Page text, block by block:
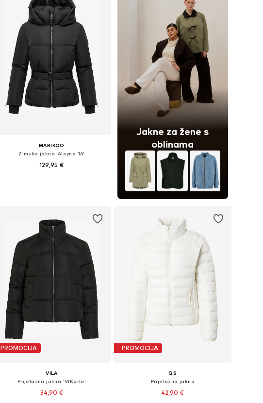
MARIKOO
Zimska jakna 'Aleyna 16'
129,95 €
Jakne za žene s
oblinama
PROMOCIJA
VILA
Prijelazna jakna 'VIKarla'
34,90 €
PROMOCIJA
QS
Prijelazna jakna
42,90 €